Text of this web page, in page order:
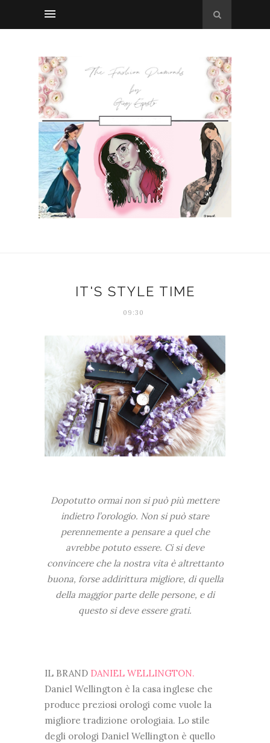
IT'S STYLE TIME
09:30
Dopotutto ormai non si può più mettere
indietro l’orologio. Non si può stare
perennemente a pensare a quel che
avrebbe potuto essere. Ci si deve
convincere che la nostra vita è altrettanto
buona, forse addirittura migliore, di quella
della maggior parte delle persone, e di
questo si deve essere grati.
IL BRAND DANIEL WELLINGTON.
Daniel Wellington è la casa inglese che
produce preziosi orologi come vuole la
migliore tradizione orologiaia. Lo stile
degli orologi Daniel Wellington è quello